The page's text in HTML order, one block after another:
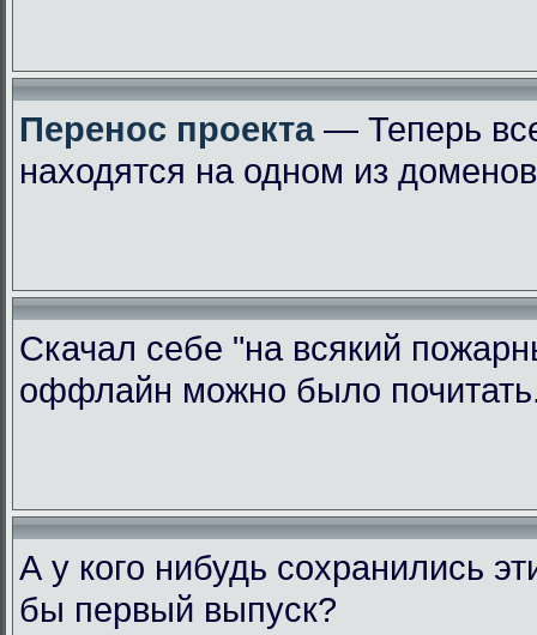
Перенос проекта— Теперь
находятся на одном из
Скачал себе "на всякий
оффлайн можно было
А у кого нибудь сохранились
бы первый выпуск?